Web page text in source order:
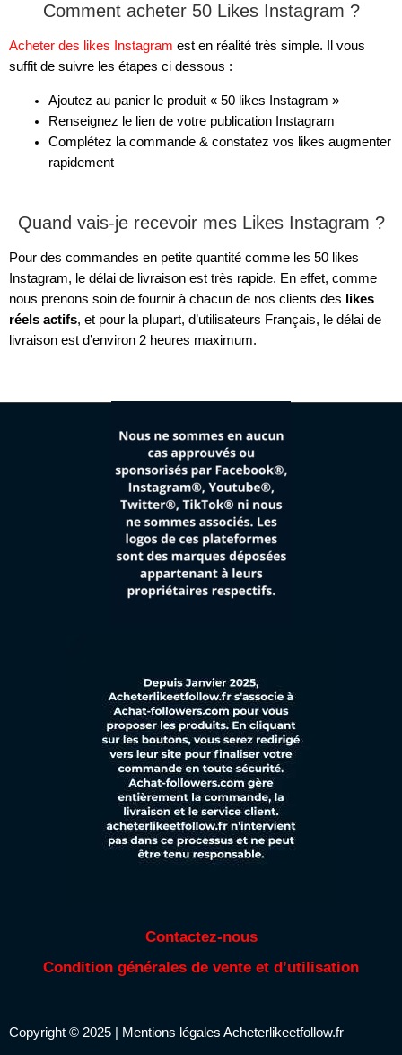
Comment acheter 50 Likes Instagram ?
Acheter des likes Instagram est en réalité très simple. Il vous
suffit de suivre les étapes ci dessous :
Ajoutez au panier le produit « 50 likes Instagram »
Renseignez le lien de votre publication Instagram
Complétez la commande & constatez vos likes augmenter
rapidement
Quand vais-je recevoir mes Likes Instagram ?
Pour des commandes en petite quantité comme les 50 likes
Instagram, le délai de livraison est très rapide. En effet, comme
nous prenons soin de fournir à chacun de nos clients des
likes
réels actifs, et pour la plupart, d’utilisateurs Français, le délai de
livraison est d’environ 2 heures maximum.
Contactez-nous
Condition générales de vente et d’utilisation
Copyright © 2025 | Mentions légales Acheterlikeetfollow.fr